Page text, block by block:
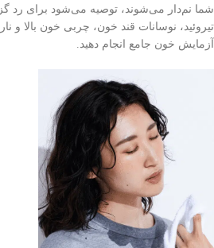
شما نم‌دار می‌شوند، توصیه می‌شود برای رد
تیروئید، نوسانات قند خون، چربی خون بالا و
آزمایش خون جامع انجام دهید.